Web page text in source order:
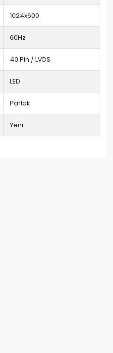
1024x600
60Hz
40 Pin / LVDS
LED
Parlak
Yeni